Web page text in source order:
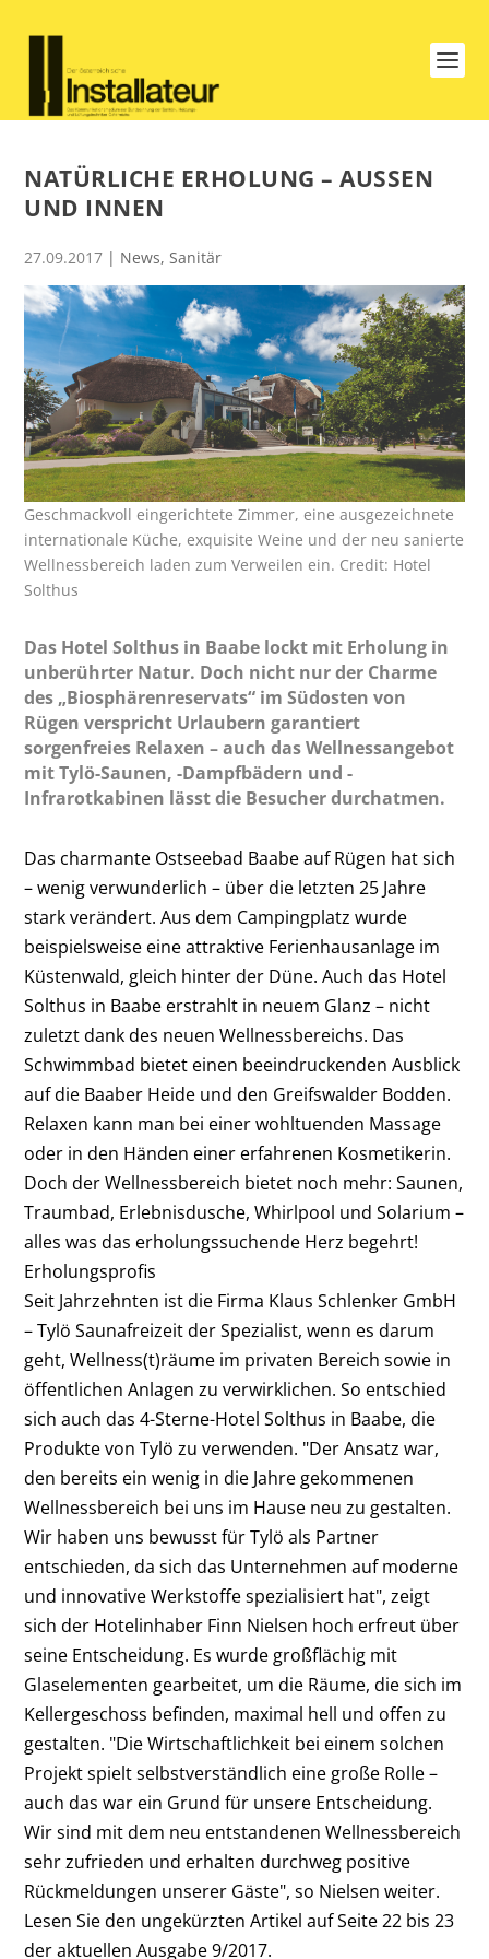
NATÜRLICHE ERHOLUNG – AUSSEN U
ND INNEN
27.09.2017 | News,Sanitär
Geschmackvoll eingerichtete Zimmer, eine ausgezeichnete
internationale Küche, exquisite ­Weine und der neu sanierte
Wellnessbereich laden zum Verweilen ein. Credit: Hotel
Solthus
Das Hotel Solthus in Baabe lockt mit Erholung in
unberührter Natur. Doch nicht nur der Charme
des „Biosphärenreservats“ im Südosten von
Rügen verspricht Urlaubern garantiert
sorgenfreies Relaxen – auch das Wellnessangebot
mit Tylö-Saunen, -Dampfbädern und -
Infrarotkabinen lässt die Besucher durchatmen.
Das charmante Ostseebad Baabe auf Rügen hat sich
– wenig verwunderlich – über die letzten 25 Jahre
stark verändert. Aus dem Campingplatz wurde
beispielsweise eine attraktive Ferienhausanlage im
Küstenwald, gleich hinter der Düne. Auch das Hotel
Solthus in Baabe erstrahlt in neuem Glanz – nicht
zuletzt dank des neuen Wellnessbereichs. Das
Schwimmbad bietet einen beeindruckenden Ausblick
auf die Baaber Heide und den Greifswalder Bodden.
Relaxen kann man bei einer wohltuenden Massage
oder in den Händen einer erfahrenen Kosmetikerin.
Doch der Wellnessbereich bietet noch mehr: Saunen,
Traumbad, Erlebnisdusche, Whirlpool und Solarium –
alles was das erholungssuchende Herz begehrt!
Erholungsprofis
Seit Jahrzehnten ist die Firma Klaus Schlenker GmbH
– Tylö Saunafreizeit der Spezialist, wenn es darum
geht, Wellness(t)räume im privaten Bereich sowie in
öffentlichen Anlagen zu verwirklichen. So entschied
sich auch das 4-Sterne-Hotel Solthus in Baabe, die
Produkte von Tylö zu verwenden. "Der Ansatz war,
den bereits ein wenig in die Jahre gekommenen
Wellnessbereich bei uns im Hause neu zu gestalten.
Wir haben uns bewusst für Tylö als Partner
entschieden, da sich das Unternehmen auf moderne
und innovative Werkstoffe spezialisiert hat", zeigt
sich der Hotelinhaber Finn Nielsen hoch erfreut über
seine Entscheidung. Es wurde großflächig mit
Glaselementen gearbeitet, um die Räume, die sich im
Kellergeschoss befinden, maximal hell und offen zu
gestalten. "Die Wirtschaftlichkeit bei einem solchen
Projekt spielt selbstverständlich eine große Rolle –
auch das war ein Grund für unsere Entscheidung.
Wir sind mit dem neu entstandenen Wellnessbereich
sehr zufrieden und erhalten durchweg positive
Rückmeldungen unserer Gäste", so Nielsen weiter.
Lesen Sie den ungekürzten Artikel auf Seite 22 bis 23
der aktuellen Ausgabe 9/2017.